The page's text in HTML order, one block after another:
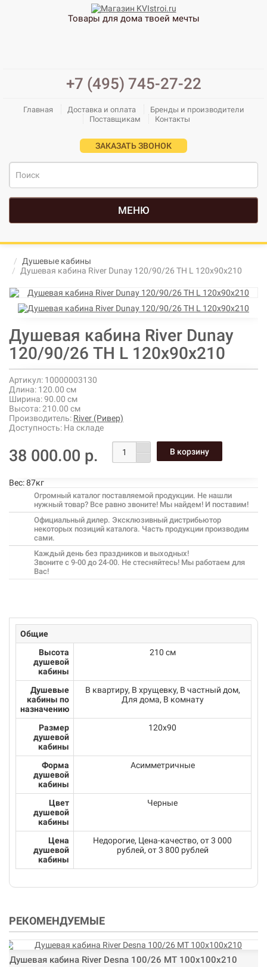
Товары для дома твоей мечты
+7 (495) 745-27-22
Главная Доставка и оплата
Бренды и производители
Поставщикам
Контакты
ЗАКАЗАТЬ ЗВОНОК
МЕНЮ
Душевые кабины
Душевая кабина River Dunay 120/90/26 ТН L 120х90х210
Душевая кабина River Dunay
120/90/26 ТН L 120х90х210
Артикул: 10000003130
Длина: 120.00 см
Ширина:90.00 см
Высота:210.00 см
Производитель: River (Ривер)
Доступность: На складе
38 000.00 р.
Вес:87кг
Огромный каталог поставляемой продукции. Не нашли
нужный товар? Все равно звоните! Мы найдем! И поставим!
Официальный дилер. Эксклюзивный дистрибьютор
некоторых позиций каталога. Часть продукции производим
сами.
Каждый день без праздников и выходных!
Звоните с 9-00 до 24-00. Не стесняйтесь! Мы работаем для
Вас!
Общие
Высота
душевой
кабины
210 см
Душевые
кабины по
назначению
В квартиру, В хрущевку, В частный дом,
Для дома, В комнату
Размер
душевой
кабины
120x90
Форма
душевой
кабины
Асимметричные
Цвет
душевой
кабины
Черные
Цена
душевой
кабины
Недорогие, Цена-качество, от 3 000
рублей, от 3 800 рублей
РЕКОМЕНДУЕМЫЕ
Душевая кабина River Desna 100/26 МТ 100х100х210